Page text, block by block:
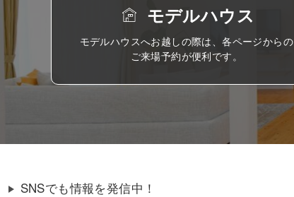
モデルハウス
モデルハウスへお越しの際は、各ページからの
ご来場予約が便利です。
SNSでも情報を発信中！